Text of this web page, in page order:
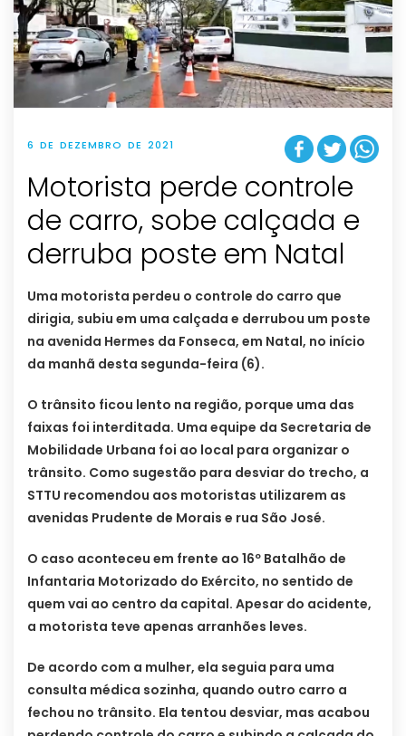
6 DE DEZEMBRO DE 2021
Motorista perde controle
de carro, sobe calçada e
derruba poste em Natal
Uma motorista perdeu o controle do carro que
dirigia, subiu em uma calçada e derrubou um poste
na avenida Hermes da Fonseca, em Natal, no início
da manhã desta segunda-feira (6).
O trânsito ficou lento na região, porque uma das
faixas foi interditada. Uma equipe da Secretaria de
Mobilidade Urbana foi ao local para organizar o
trânsito. Como sugestão para desviar do trecho, a
STTU recomendou aos motoristas utilizarem as
avenidas Prudente de Morais e rua São José.
O caso aconteceu em frente ao 16º Batalhão de
Infantaria Motorizado do Exército, no sentido de
quem vai ao centro da capital. Apesar do acidente,
a motorista teve apenas arranhões leves.
De acordo com a mulher, ela seguia para uma
consulta médica sozinha, quando outro carro a
fechou no trânsito. Ela tentou desviar, mas acabou